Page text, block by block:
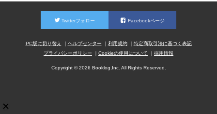
Twitterフォロー Facebookページ
PC版に切り替え ヘルプセンター 利用規約
特定商取引法に基づく表記
プライバシーポリシー
Cookieの使用について 採用情報
Copyright © 2026 Booklog,Inc. All Rights Reserved.